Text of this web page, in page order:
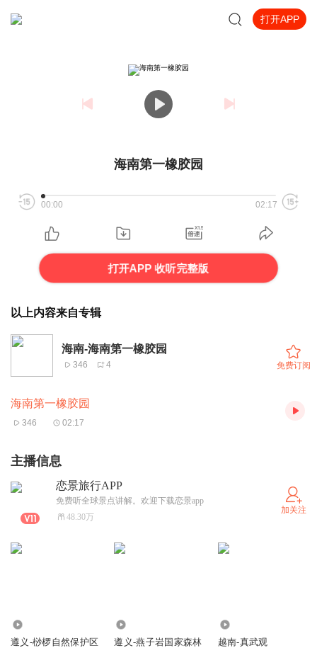
打开APP
海南第一橡胶园
00:00 02:17
打开APP 收听完整版
以上内容来自专辑
海南-海南第一橡胶园
346 4 免费订阅
海南第一橡胶园
346 02:17
主播信息
恋景旅行APP
免费听全球景点讲解。欢迎下载恋景app
48.30万
加关注
遵义-桫椤自然保护区
遵义-燕子岩国家森林
越南-真武观